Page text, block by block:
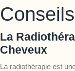
La
Cheveux
La radiothérapie est